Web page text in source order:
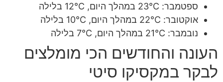
ספטמבר: 23°C במהלך היום, 12°C בלילה
אוקטובר: 22°C במהלך היום, 10°C בלילה
נובמבר: 21°C במהלך היום, 7°C בלילה
העונה והחודשים הכי מומלצים
לבקר במקסיקו סיטי